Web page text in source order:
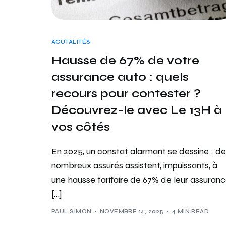
ACUTALITÉS
Hausse de 67% de votre
assurance auto : quels
recours pour contester ?
Découvrez-le avec Le 13H à
vos côtés
En 2025, un constat alarmant se dessine : de
nombreux assurés assistent, impuissants, à
une hausse tarifaire de 67% de leur
[…]
PAUL SIMON NOVEMBRE 14, 2025 4 MIN READ